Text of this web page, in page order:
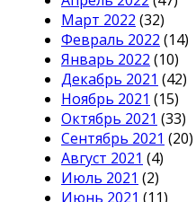
Март 2022 (32)
Февраль 2022 (14)
Январь 2022 (10)
Декабрь 2021 (42)
Ноябрь 2021 (15)
Октябрь 2021 (33)
Сентябрь 2021 (20)
Август 2021 (4)
Июль 2021 (2)
Июнь 2021 (11)